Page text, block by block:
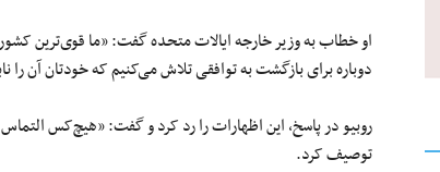
او خطاب به وزیر خارجه ایالات متحده گفت: «ما قوی‌ترین
دوباره برای بازگشت به توافقی تلاش می‌کنیم که خودتان آن را
روبیو در پاسخ، این اظهارات را رد کرد و گفت: «هیچ‌کس
توصیف کرد.